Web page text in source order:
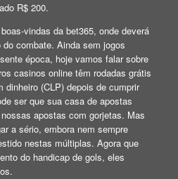
R$ 200.
vindas da bet365, onde deverá
combate. Ainda sem jogos
época, hoje vamos falar sobre
casinos online têm rodadas grátis
dinheiro (CLP) depois de cumprir
ser que sua casa de apostas
apostas com gorjetas. Mas
a sério, embora nem sempre
nestas múltiplas. Agora que
do handicap de gols, eles